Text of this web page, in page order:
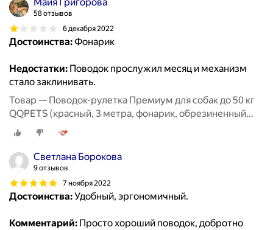
58 отзывов
6 декабря 2022
Достоинства:Фонарик
Недостатки: Поводок прослужил месяц и механизм
стало заклинивать.
Товар — Поводок-рулетка Премиум для собак до 50 кг
QQPETS (красный, 3 метра, фонарик, обрезиненный
корпус)
Светлана Борокова
9 отзывов
7 ноября 2022
Достоинства:Удобный, эргономичный.
Комментарий: Просто хороший поводок, добротно